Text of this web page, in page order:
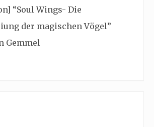
“Soul Wings- Die
der magischen Vögel”
Gemmel